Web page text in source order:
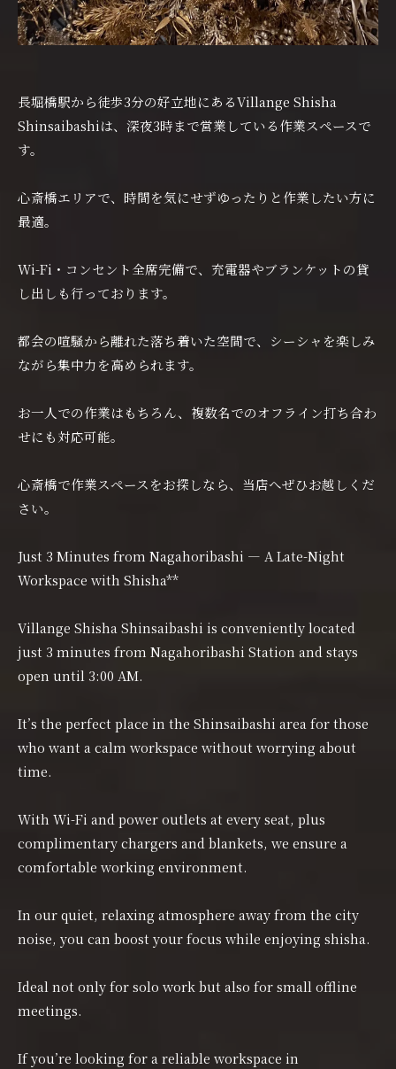
長堀橋駅から徒歩3分の好立地にあるVillange Shisha
Shinsaibashiは、深夜3時まで営業している作業スペースで
す。
心斎橋エリアで、時間を気にせずゆったりと作業したい方に
最適。
Wi-Fi・コンセント全席完備で、充電器やブランケットの貸
し出しも行っております。
都会の喧騒から離れた落ち着いた空間で、シーシャを楽しみ
ながら集中力を高められます。
お一人での作業はもちろん、複数名でのオフライン打ち合わ
せにも対応可能。
心斎橋で作業スペースをお探しなら、当店へぜひお越しくだ
さい。
Just 3 Minutes from Nagahoribashi — A Late-Night
Workspace with Shisha**
Villange Shisha Shinsaibashi is conveniently located
just 3 minutes from Nagahoribashi Station and stays
open until 3:00 AM.
It’s the perfect place in the Shinsaibashi area for those
who want a calm workspace without worrying about
time.
With Wi-Fi and power outlets at every seat, plus
complimentary chargers and blankets, we ensure a
comfortable working environment.
In our quiet, relaxing atmosphere away from the city
noise, you can boost your focus while enjoying shisha.
Ideal not only for solo work but also for small offline
meetings.
If you’re looking for a reliable workspace in